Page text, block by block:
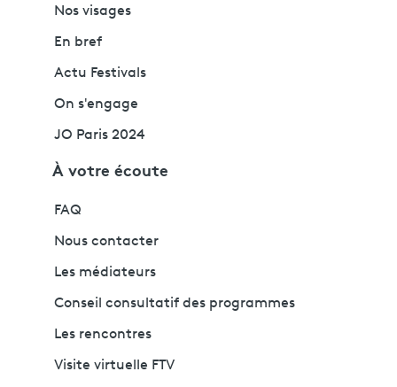
Nos visages
En bref
Actu Festivals
On s'engage
JO Paris 2024
À votre écoute
FAQ
Nous contacter
Les médiateurs
Conseil consultatif des programmes
Les rencontres
Visite virtuelle FTV